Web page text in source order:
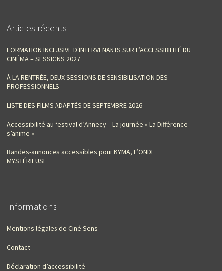
Articles récents
FORMATION INCLUSIVE D‘INTERVENANTS SUR L’ACCESSIBILITÉ DU
CINÉMA – SESSIONS 2027
À LA RENTRÉE, DEUX SESSIONS DE SENSIBILISATION DES
PROFESSIONNELS
LISTE DES FILMS ADAPTÉS DE SEPTEMBRE 2026
Accessibilité au festival d’Annecy – La journée « La Différence
s’anime »
Bandes-annonces accessibles pour KYMA, L’ONDE
MYSTÉRIEUSE
Informations
Mentions légales de Ciné Sens
Contact
Déclaration d’accessibilité